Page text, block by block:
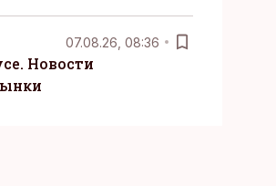
07.08.26, 08:36
Новости